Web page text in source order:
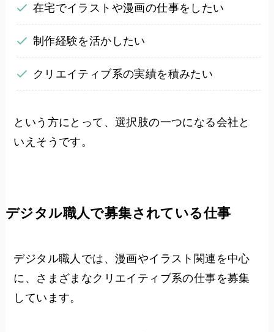
在宅でイラストや漫画の仕事をしたい
制作経験を活かしたい
クリエイティブ系の実績を積みたい
という方にとって、選択肢の一つになる会社と
いえそうです。
デジタル職人で募集されている仕事
デジタル職人では、漫画やイラスト関連を中心
に、さまざまなクリエイティブ系の仕事を募集
しています。